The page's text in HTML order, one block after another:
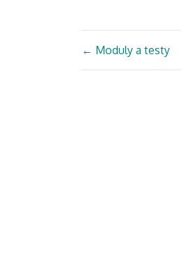
← Moduly a testy